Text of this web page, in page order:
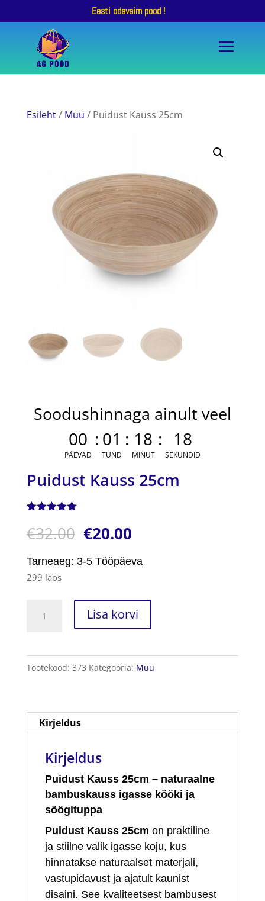
Eesti odavaim pood !
Esileht/ Muu / Puidust Kauss 25cm
Soodushinnaga ainult veel
00
PÄEVAD
: 01
TUND
: 18
MINUT
: 17
SEKUNDID
Puidust Kauss 25cm
5.00/5
kliendi
põhjal
€32.00 €20.00
Tarneaeg: 3-5 Tööpäeva
299 laos
Kauss
kogus
Lisa korvi
Tootekood: 373 Kategooria: Muu
Kirjeldus
Kirjeldus
Puidust Kauss 25cm – naturaalne
bambuskauss igasse kööki ja
söögituppa
Puidust Kauss 25cm on praktiline
ja stiilne valik igasse koju, kus
hinnatakse naturaalset materjali,
vastupidavust ja ajatult kaunist
disaini. See kvaliteetsest bambusest